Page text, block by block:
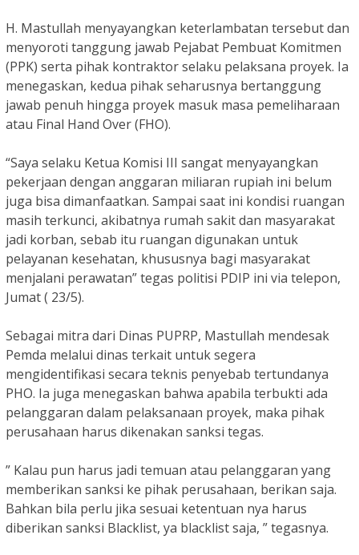
H. Mastullah menyayangkan keterlambatan tersebut dan
menyoroti tanggung jawab Pejabat Pembuat Komitmen
(PPK) serta pihak kontraktor selaku pelaksana proyek. Ia
menegaskan, kedua pihak seharusnya bertanggung
jawab penuh hingga proyek masuk masa pemeliharaan
atau Final Hand Over (FHO).
“Saya selaku Ketua Komisi III sangat menyayangkan
pekerjaan dengan anggaran miliaran rupiah ini belum
juga bisa dimanfaatkan. Sampai saat ini kondisi ruangan
masih terkunci, akibatnya rumah sakit dan masyarakat
jadi korban, sebab itu ruangan digunakan untuk
pelayanan kesehatan, khususnya bagi masyarakat
menjalani perawatan” tegas politisi PDIP ini via telepon,
Jumat ( 23/5).
Sebagai mitra dari Dinas PUPRP, Mastullah mendesak
Pemda melalui dinas terkait untuk segera
mengidentifikasi secara teknis penyebab tertundanya
PHO. Ia juga menegaskan bahwa apabila terbukti ada
pelanggaran dalam pelaksanaan proyek, maka pihak
perusahaan harus dikenakan sanksi tegas.
” Kalau pun harus jadi temuan atau pelanggaran yang
memberikan sanksi ke pihak perusahaan, berikan saja.
Bahkan bila perlu jika sesuai ketentuan nya harus
diberikan sanksi Blacklist, ya blacklist saja, ” tegasnya.